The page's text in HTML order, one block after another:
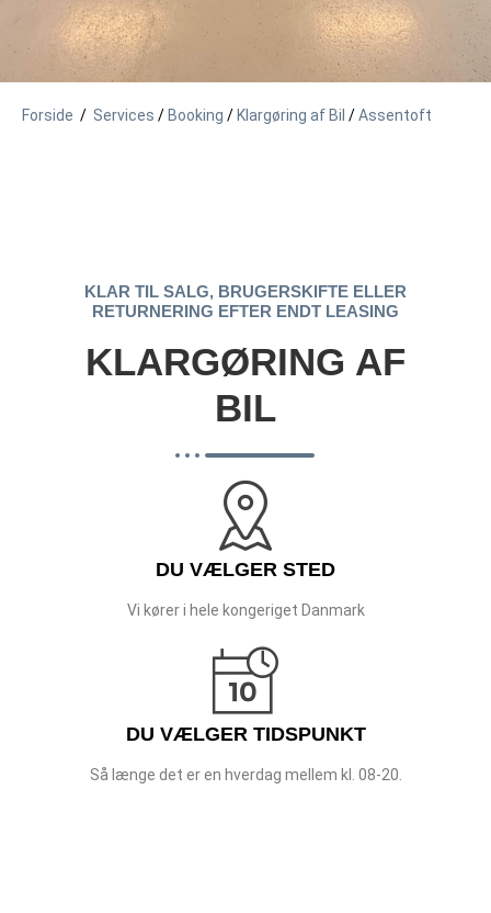
Forside / Services / Booking / Klargøring af Bil /Assentoft
KLAR TIL SALG, BRUGERSKIFTE ELLER
RETURNERING EFTER ENDT LEASING
KLARGØRING AF
BIL
DU VÆLGER STED
Vi kører i hele kongeriget Danmark
DU VÆLGER TIDSPUNKT
Så længe det er en hverdag mellem kl. 08-20.